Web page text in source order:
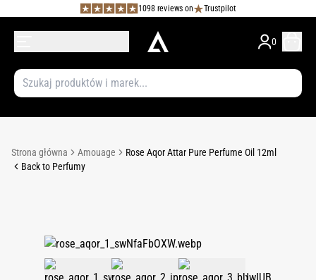
1098 reviews on Trustpilot
0
Strona główna Amouage
Rose Aqor Attar Pure Perfume Oil 12ml
Back to Perfumy